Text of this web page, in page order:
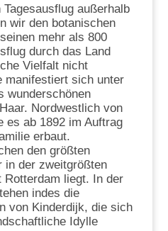
außerhalb
wir den botanischen
mehr als 800
durch das Land
Vielfalt nicht
manifestiert sich unter
wunderschönen
Nordwestlich von
es ab 1892 im Auftrag
erbaut.
den größten
in der zweitgrößten
Rotterdam liegt. In der
indes die
von Kinderdijk, die sich
Idylle